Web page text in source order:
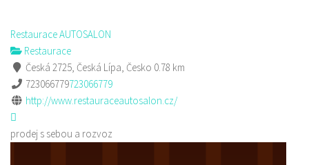
Restaurace AUTOSALON
Restaurace
Česká 2725, Česká Lípa, Česko 0.78 km
723066779723066779
http://www.restauraceautosalon.cz/
prodej s sebou a rozvoz